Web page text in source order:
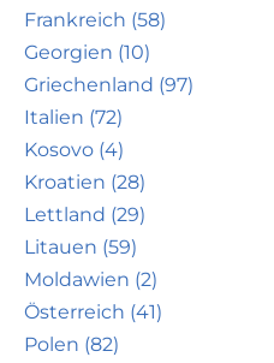
Frankreich (58)
Georgien (10)
Griechenland (97)
Italien (72)
Kosovo (4)
Kroatien (28)
Lettland (29)
Litauen (59)
Moldawien (2)
Österreich (41)
Polen (82)